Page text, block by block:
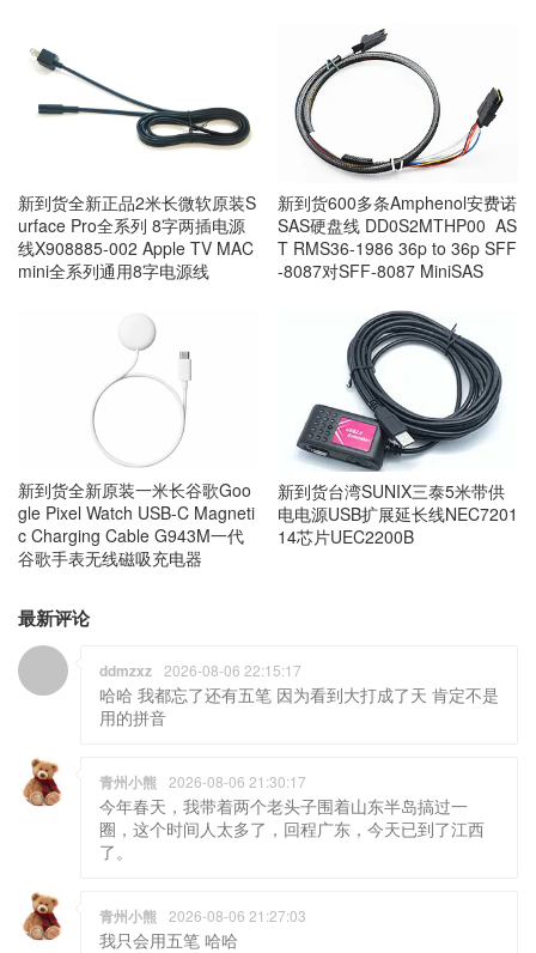
新到货全新正品2米长微软原装S
urface Pro全系列 8字两插电源
线X908885-002 Apple TV MAC
mini全系列通用8字电源线
新到货600多条Amphenol安费诺
SAS硬盘线 DD0S2MTHP00 AS
T RMS36-1986 36p to 36p SFF
-8087对SFF-8087 MiniSAS
新到货全新原装一米长谷歌Goo
gle Pixel Watch USB-C Magneti
c Charging Cable G943M一代
谷歌手表无线磁吸充电器
新到货台湾SUNIX三泰5米带供
电电源USB扩展延长线NEC7201
14芯片UEC2200B
最新评论
ddmzxz 2026-08-06 22:15:17
哈哈 我都忘了还有五笔 因为看到大打成了天 肯定不是
用的拼音
青州小熊 2026-08-06 21:30:17
今年春天，我带着两个老头子围着山东半岛搞过一
圈，这个时间人太多了，回程广东，今天已到了江西
了。
青州小熊 2026-08-06 21:27:03
我只会用五笔 哈哈